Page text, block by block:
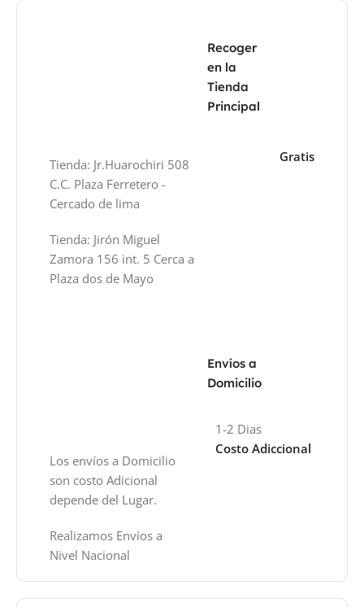
Recoger
en la
Tienda
Principal
Tienda: Jr.Huarochiri 508
C.C. Plaza Ferretero -
Cercado de lima
Tienda: Jirón Miguel
Zamora 156 int. 5 Cerca a
Plaza dos de Mayo
Gratis
Envíos a
Domicilio
Los envíos a Domicilio
son costo Adicional
depende del Lugar.
Realizamos Envíos a
Nivel Nacional
1-2 Dias
Costo Adiccional